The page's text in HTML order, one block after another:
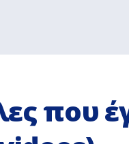
που